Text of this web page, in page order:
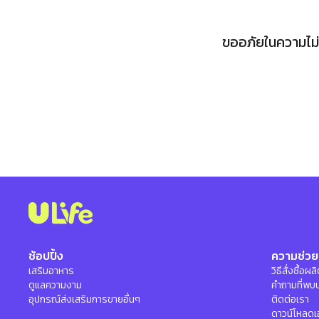
ขออภัยในความ
ช้อปปิ้ง
เสริมอาหาร
ดูแลความงาม
อุปกรณ์ส่งเสริมการขายอื่นๆ
ความช่ว
วิธีสั่งซื้อผ
คำถามที่พบ
ติดต่อเรา
ดาวน์โหลด